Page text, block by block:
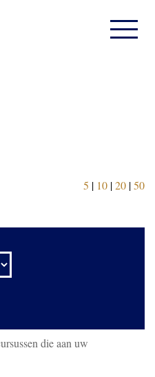
5 | 10 |20 |50
die aan uw